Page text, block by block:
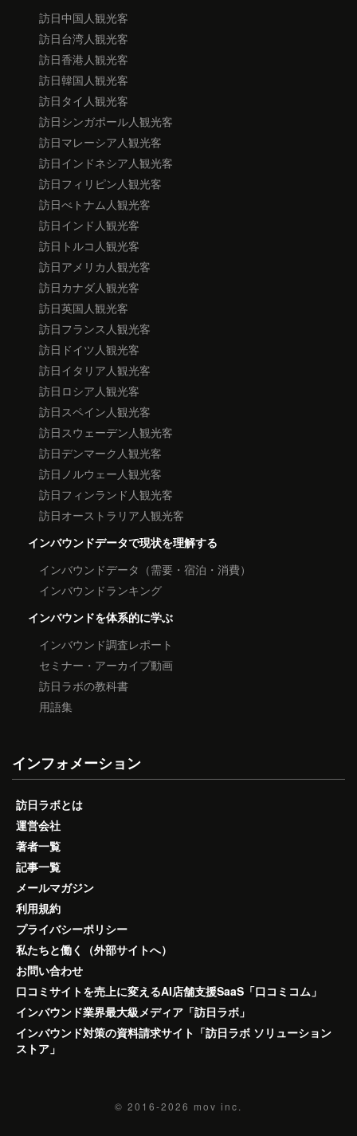
訪日中国人観光客
訪日台湾人観光客
訪日香港人観光客
訪日韓国人観光客
訪日タイ人観光客
訪日シンガポール人観光客
訪日マレーシア人観光客
訪日インドネシア人観光客
訪日フィリピン人観光客
訪日べトナム人観光客
訪日インド人観光客
訪日トルコ人観光客
訪日アメリカ人観光客
訪日カナダ人観光客
訪日英国人観光客
訪日フランス人観光客
訪日ドイツ人観光客
訪日イタリア人観光客
訪日ロシア人観光客
訪日スペイン人観光客
訪日スウェーデン人観光客
訪日デンマーク人観光客
訪日ノルウェー人観光客
訪日フィンランド人観光客
訪日オーストラリア人観光客
インバウンドデータで現状を理解する
インバウンドデータ（需要・宿泊・消費）
インバウンドランキング
インバウンドを体系的に学ぶ
インバウンド調査レポート
セミナー・アーカイブ動画
訪日ラボの教科書
用語集
インフォメーション
訪日ラボとは
運営会社
著者一覧
記事一覧
メールマガジン
利用規約
プライバシーポリシー
私たちと働く（外部サイトへ）
お問い合わせ
口コミサイトを売上に変えるAI店舗支援SaaS「口コミコム」
インバウンド業界最大級メディア「訪日ラボ」
インバウンド対策の資料請求サイト「訪日ラボ ソリューション
ストア」
© 2016-2026 mov inc.